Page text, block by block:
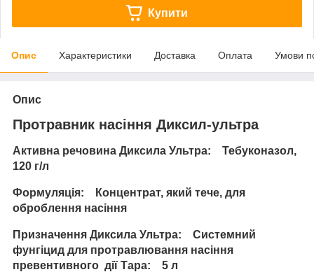
Купити
Опис Характеристики Доставка Оплата Умови
Опис
Протравник насіння Диксил-ультра
Активна речовина Диксила Ультра: Тебуконазол,
120 г/л
Формуляція: Концентрат, який тече, для
оброблення насіння
Призначення Диксила Ультра: Системний
фунгіцид для протравлювання насіння
превентивного дії Тара: 5 л